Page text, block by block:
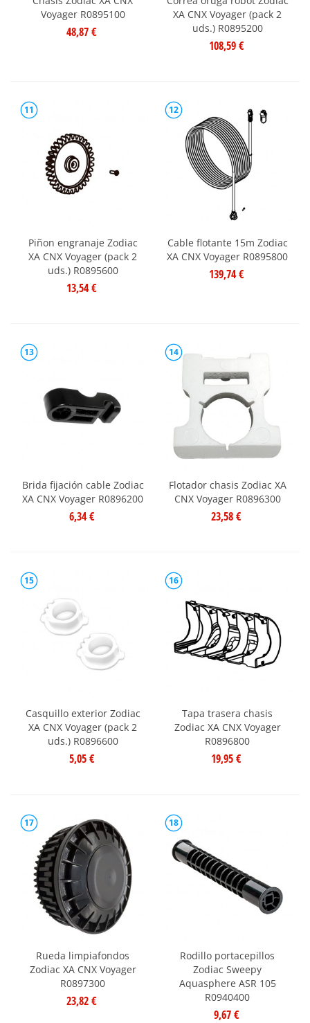
Voyager R0895100
48,87 €
XA CNX Voyager (pack 2
uds.) R0895200
108,59 €
11
Piñon engranaje Zodiac
XA CNX Voyager (pack 2
uds.) R0895600
13,54 €
12
Cable flotante 15m Zodiac
XA CNX Voyager R0895800
139,74 €
13
Brida fijación cable Zodiac
XA CNX Voyager R0896200
6,34 €
14
Flotador chasis Zodiac XA
CNX Voyager R0896300
23,58 €
15
Casquillo exterior Zodiac
XA CNX Voyager (pack 2
uds.) R0896600
5,05 €
16
Tapa trasera chasis
Zodiac XA CNX Voyager
R0896800
19,95 €
17
Rueda limpiafondos
Zodiac XA CNX Voyager
R0897300
23,82 €
18
Rodillo portacepillos
Zodiac Sweepy
Aquasphere ASR 105
R0940400
9,67 €